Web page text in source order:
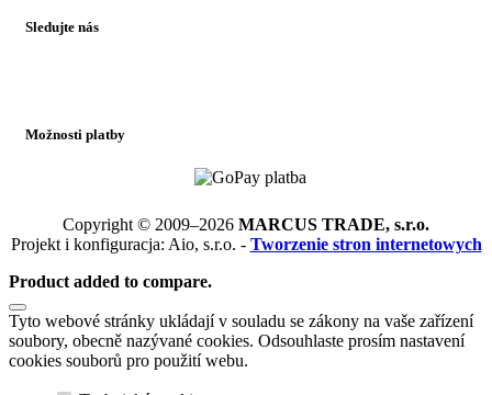
Sledujte nás
Možnosti platby
Copyright © 2009–2026 MARCUS TRADE, s.r.o.
Projekt i konfiguracja: Aio, s.r.o. - Tworzenie stron internetowych
Product added to compare.
Tyto webové stránky ukládají v souladu se zákony na vaše zařízení
soubory, obecně nazývané cookies. Odsouhlaste prosím nastavení
cookies souborů pro použití webu.